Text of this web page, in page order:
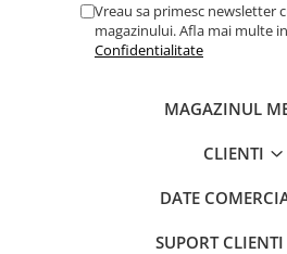
Vreau sa primesc newsletter
magazinului. Afla mai multe in
Confidentialitate
MAGAZINUL
CLIENTI
DATE
SUPORT CLIENTI